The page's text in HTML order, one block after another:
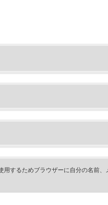
用するためブラウザーに自分の名前、